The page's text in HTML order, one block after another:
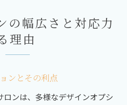
の幅広さと対応力
理由
ンとその利点
ンは、多様なデザインオプシ